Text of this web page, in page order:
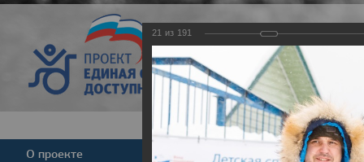
Версия для
О проекте Команда Новости
21 из 191